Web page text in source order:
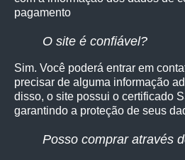
pagamento
O site é confiável?
Sim. Você poderá entrar em
precisar de alguma informação
disso, o site possui o certificado
garantindo a proteção de seus
Posso comprar através